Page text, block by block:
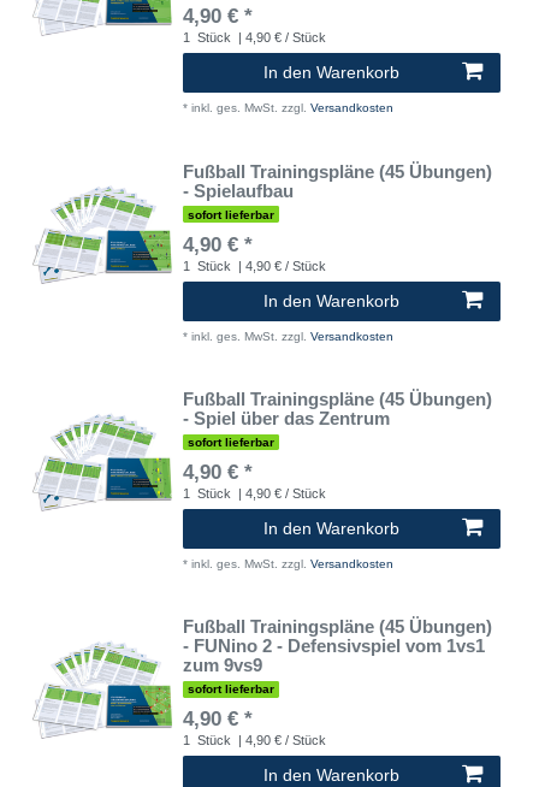
4,90 € *
1 Stück | 4,90 € / Stück
In den Warenkorb
* inkl. ges. MwSt. zzgl. Versandkosten
Fußball Trainingspläne (45 Übungen)
- Spielaufbau
sofort lieferbar
4,90 € *
1 Stück | 4,90 € / Stück
In den Warenkorb
* inkl. ges. MwSt. zzgl. Versandkosten
Fußball Trainingspläne (45 Übungen)
- Spiel über das Zentrum
sofort lieferbar
4,90 € *
1 Stück | 4,90 € / Stück
In den Warenkorb
* inkl. ges. MwSt. zzgl. Versandkosten
Fußball Trainingspläne (45 Übungen)
- FUNino 2 - Defensivspiel vom 1vs1
zum 9vs9
sofort lieferbar
4,90 € *
1 Stück | 4,90 € / Stück
In den Warenkorb